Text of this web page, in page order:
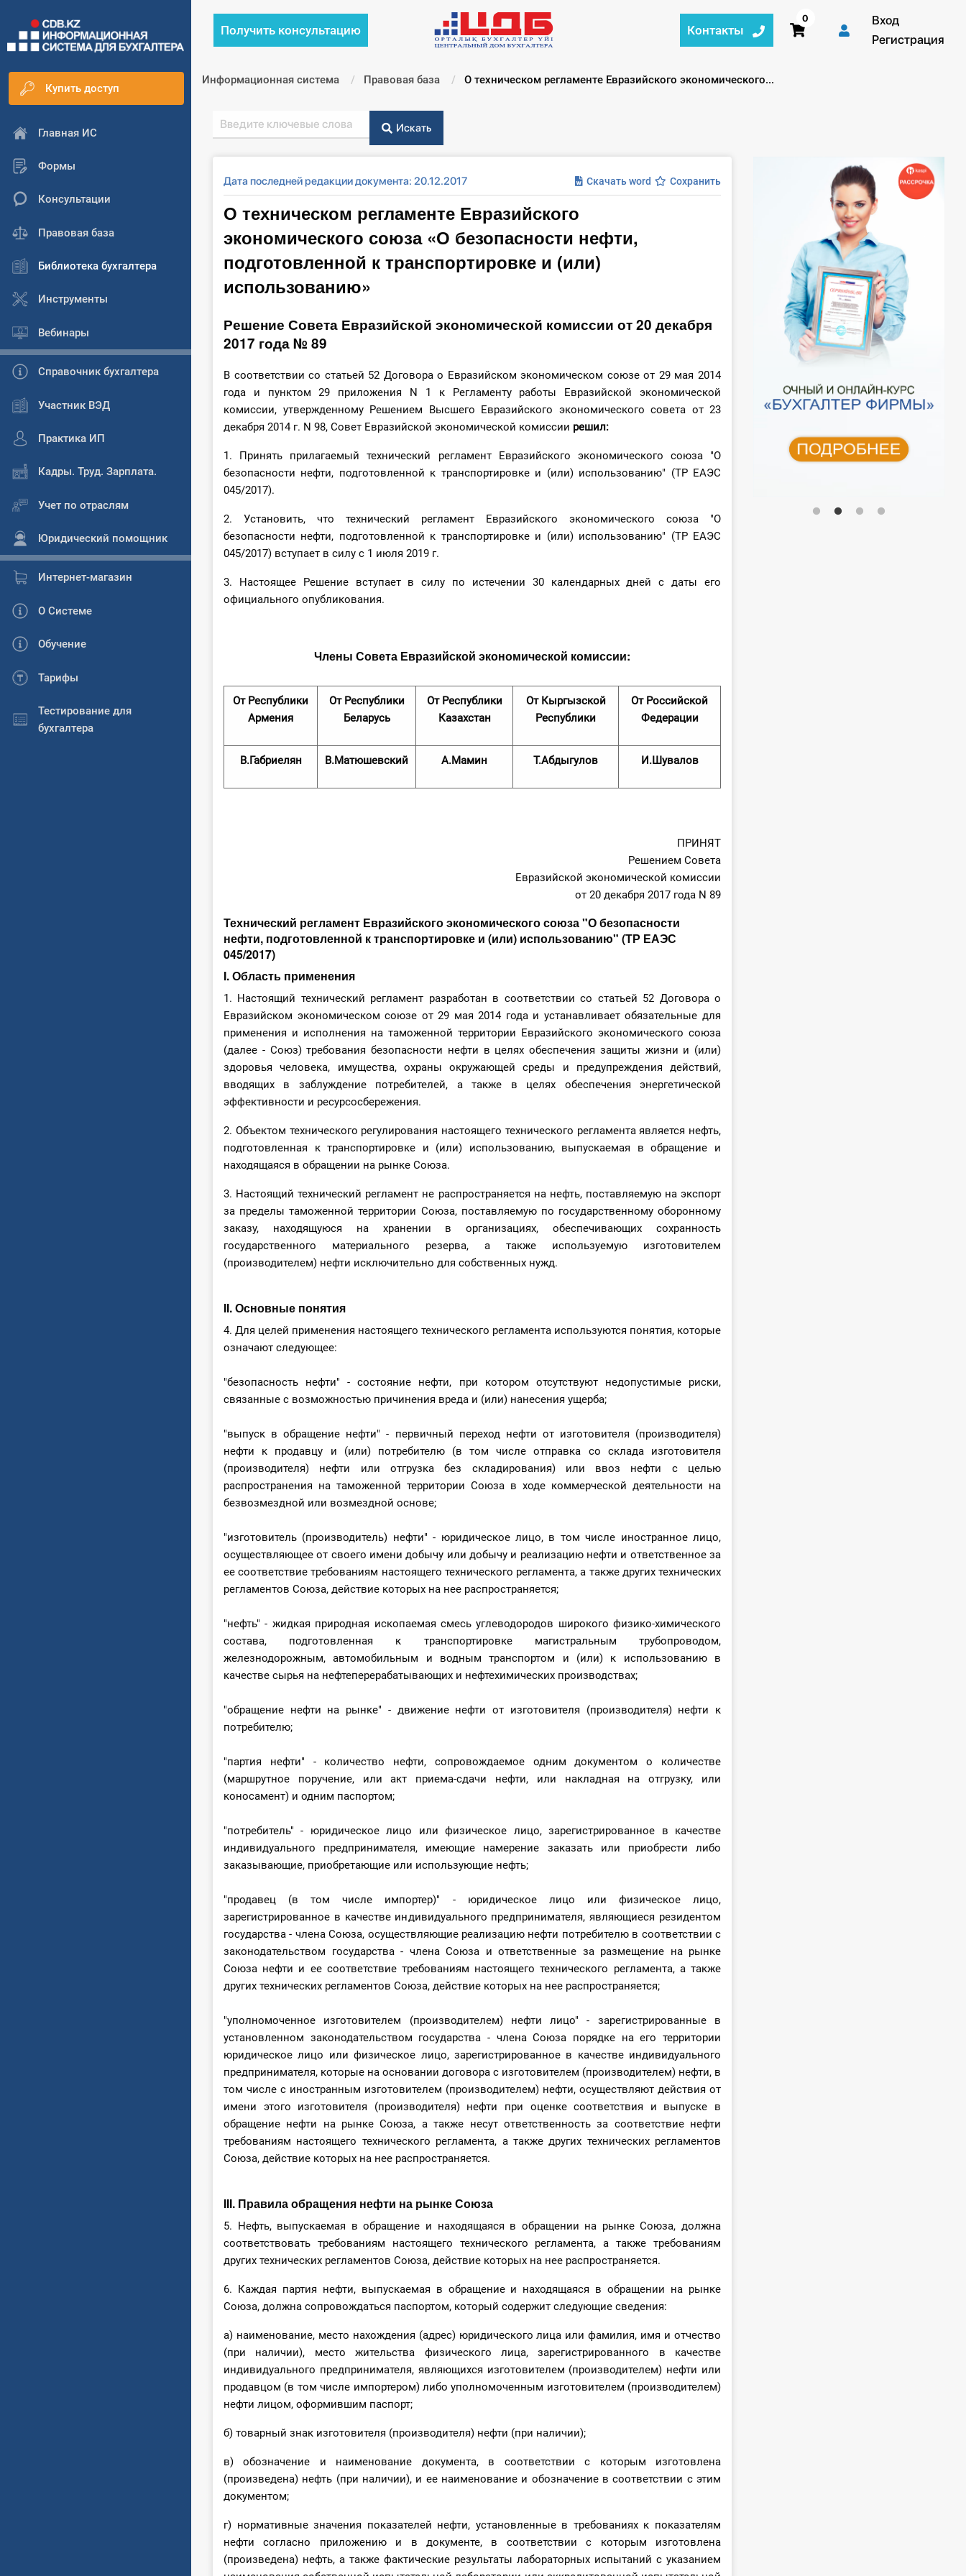
Купить доступ
Главная ИС
Формы
Консультации
Правовая база
Библиотека бухгалтера
Инструменты
Вебинары
Справочник бухгалтера
Участник ВЭД
Практика ИП
Кадры. Труд. Зарплата.
Учет по отраслям
Юридический помощник
Интернет-магазин
О Системе
Обучение
Тарифы
Тестирование для
бухгалтера
Получить консультацию Контакты
0
Вход
Регистрация
Информационная система Правовая база Текущий:
О техническом регламенте Евразийского экономического...
Искать
Дата последней редакции документа: 20.12.2017 Скачать word Сохранить
О техническом регламенте Евразийского
экономического союза «О безопасности нефти,
подготовленной к транспортировке и (или)
использованию»
Решение Совета Евразийской экономической комиссии от 20 декабря
2017 года № 89
В соответствии со статьей 52 Договора о Евразийском экономическом союзе от 29 мая 2014
года и пунктом 29 приложения N 1 к Регламенту работы Евразийской экономической
комиссии, утвержденному Решением Высшего Евразийского экономического совета от 23
декабря 2014 г. N 98, Совет Евразийской экономической комиссии решил:
1. Принять прилагаемый технический регламент Евразийского экономического союза "О
безопасности нефти, подготовленной к транспортировке и (или) использованию" (ТР ЕАЭС
045/2017).
2. Установить, что технический регламент Евразийского экономического союза "О
безопасности нефти, подготовленной к транспортировке и (или) использованию" (ТР ЕАЭС
045/2017) вступает в силу с 1 июля 2019 г.
3. Настоящее Решение вступает в силу по истечении 30 календарных дней с даты его
официального опубликования.
Члены Совета Евразийской экономической комиссии:
От Республики
Армения
От Республики
Беларусь
От Республики
Казахстан
От Кыргызской
Республики
От Российской
Федерации
В.Габриелян В.Матюшевский А.Мамин Т.Абдыгулов И.Шувалов
ПРИНЯТ
Решением Совета
Евразийской экономической комиссии
от 20 декабря 2017 года N 89
Технический регламент Евразийского экономического союза "О безопасности
нефти, подготовленной к транспортировке и (или) использованию" (ТР ЕАЭС
045/2017)
I. Область применения
1. Настоящий технический регламент разработан в соответствии со статьей 52 Договора о
Евразийском экономическом союзе от 29 мая 2014 года и устанавливает обязательные для
применения и исполнения на таможенной территории Евразийского экономического союза
(далее - Союз) требования безопасности нефти в целях обеспечения защиты жизни и (или)
здоровья человека, имущества, охраны окружающей среды и предупреждения действий,
вводящих в заблуждение потребителей, а также в целях обеспечения энергетической
эффективности и ресурсосбережения.
2. Объектом технического регулирования настоящего технического регламента является нефть,
подготовленная к транспортировке и (или) использованию, выпускаемая в обращение и
находящаяся в обращении на рынке Союза.
3. Настоящий технический регламент не распространяется на нефть, поставляемую на экспорт
за пределы таможенной территории Союза, поставляемую по государственному оборонному
заказу, находящуюся на хранении в организациях, обеспечивающих сохранность
государственного материального резерва, а также используемую изготовителем
(производителем) нефти исключительно для собственных нужд.
II. Основные понятия
4. Для целей применения настоящего технического регламента используются понятия, которые
означают следующее:
"безопасность нефти" - состояние нефти, при котором отсутствуют недопустимые риски,
связанные с возможностью причинения вреда и (или) нанесения ущерба;
"выпуск в обращение нефти" - первичный переход нефти от изготовителя (производителя)
нефти к продавцу и (или) потребителю (в том числе отправка со склада изготовителя
(производителя) нефти или отгрузка без складирования) или ввоз нефти с целью
распространения на таможенной территории Союза в ходе коммерческой деятельности на
безвозмездной или возмездной основе;
"изготовитель (производитель) нефти" - юридическое лицо, в том числе иностранное лицо,
осуществляющее от своего имени добычу или добычу и реализацию нефти и ответственное за
ее соответствие требованиям настоящего технического регламента, а также других технических
регламентов Союза, действие которых на нее распространяется;
"нефть" - жидкая природная ископаемая смесь углеводородов широкого физико-химического
состава, подготовленная к транспортировке магистральным трубопроводом,
железнодорожным, автомобильным и водным транспортом и (или) к использованию в
качестве сырья на нефтеперерабатывающих и нефтехимических производствах;
"обращение нефти на рынке" - движение нефти от изготовителя (производителя) нефти к
потребителю;
"партия нефти" - количество нефти, сопровождаемое одним документом о количестве
(маршрутное поручение, или акт приема-сдачи нефти, или накладная на отгрузку, или
коносамент) и одним паспортом;
"потребитель" - юридическое лицо или физическое лицо, зарегистрированное в качестве
индивидуального предпринимателя, имеющие намерение заказать или приобрести либо
заказывающие, приобретающие или использующие нефть;
"продавец (в том числе импортер)" - юридическое лицо или физическое лицо,
зарегистрированное в качестве индивидуального предпринимателя, являющиеся резидентом
государства - члена Союза, осуществляющие реализацию нефти потребителю в соответствии с
законодательством государства - члена Союза и ответственные за размещение на рынке
Союза нефти и ее соответствие требованиям настоящего технического регламента, а также
других технических регламентов Союза, действие которых на нее распространяется;
"уполномоченное изготовителем (производителем) нефти лицо" - зарегистрированные в
установленном законодательством государства - члена Союза порядке на его территории
юридическое лицо или физическое лицо, зарегистрированное в качестве индивидуального
предпринимателя, которые на основании договора с изготовителем (производителем) нефти, в
том числе с иностранным изготовителем (производителем) нефти, осуществляют действия от
имени этого изготовителя (производителя) нефти при оценке соответствия и выпуске в
обращение нефти на рынке Союза, а также несут ответственность за соответствие нефти
требованиям настоящего технического регламента, а также других технических регламентов
Союза, действие которых на нее распространяется.
III. Правила обращения нефти на рынке Союза
5. Нефть, выпускаемая в обращение и находящаяся в обращении на рынке Союза, должна
соответствовать требованиям настоящего технического регламента, а также требованиям
других технических регламентов Союза, действие которых на нее распространяется.
6. Каждая партия нефти, выпускаемая в обращение и находящаяся в обращении на рынке
Союза, должна сопровождаться паспортом, который содержит следующие сведения:
а) наименование, место нахождения (адрес) юридического лица или фамилия, имя и отчество
(при наличии), место жительства физического лица, зарегистрированного в качестве
индивидуального предпринимателя, являющихся изготовителем (производителем) нефти или
продавцом (в том числе импортером) либо уполномоченным изготовителем (производителем)
нефти лицом, оформившим паспорт;
б) товарный знак изготовителя (производителя) нефти (при наличии);
в) обозначение и наименование документа, в соответствии с которым изготовлена
(произведена) нефть (при наличии), и ее наименование и обозначение в соответствии с этим
документом;
г) нормативные значения показателей нефти, установленные в требованиях к показателям
нефти согласно приложению и в документе, в соответствии с которым изготовлена
(произведена) нефть, а также фактические результаты лабораторных испытаний с указанием